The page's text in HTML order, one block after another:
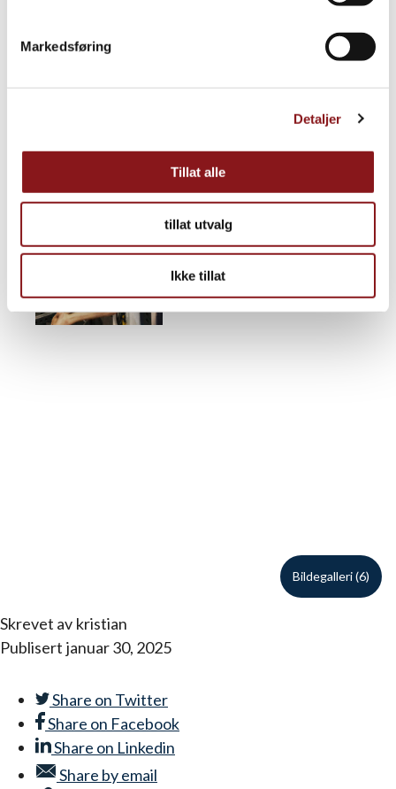
Markedsføring
Detaljer
Tillat alle
tillat utvalg
Ikke tillat
Bildegalleri (6)
Skrevet av kristian
Publisert januar 30, 2025
Share on Twitter
Share on Facebook
Share on Linkedin
Share byemail